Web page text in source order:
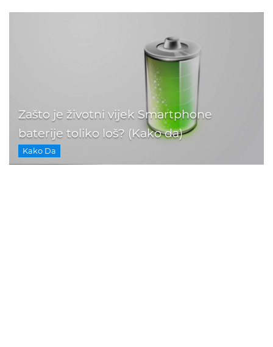
Zašto je životni vijek Smartphone
baterije toliko loš? (Kako da)
Kako Da